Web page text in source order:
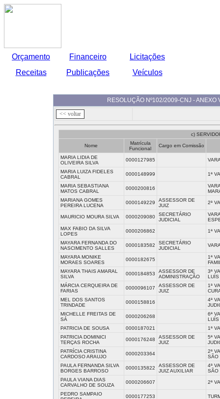
Orçamento Financeiro
Licitações
Receitas
Publicações Veículos
RESOLUÇÃO Nº102/2009-CNJ - ANEXO
c)
Nome
Matrícula
Funcional
Cargo em Comissão
MARIA LIDIA DE
OLIVEIRA SILVA
0000127985
MARIA LUIZA FIDELES
CABRAL
0000148999 1ª
MARIA SEBASTIANA
MATOS CABRAL
0000200816
MARIANA GOMES
PEREIRA LUCENA
0000149229
ASSESSOR DE
JUIZ
2ª
MAURICIO MOURA SILVA 0000209080
SECRETÁRIO
JUDICIAL
MAX FABIO DA SILVA
LOPES
0000206862 1ª
MAYARA FERNANDA DO
NASCIMENTO SALLES
0000183582
SECRETÁRIO
JUDICIAL
MAYARA MONIKE
MORAES SOARES
0000182675
1ª
MAYARA THAIS AMARAL
SILVA
0000184853
ASSESSOR DE
ADMINISTRAÇÃO
3ª
LUÍS
MÁRCIA CERQUEIRA DE
FARIAS
0000096107
ASSESSOR DE
JUIZ
1ª
MEL DOS SANTOS
TRINDADE
0000158816
4ª
MICHELLE FREITAS DE
SÁ
0000206268
6ª
LUÍS
PATRICIA DE SOUSA
0000187021
1ª
PATRICIA DOMINICI
TERÇAS ROCHA
0000176248
ASSESSOR DE
JUIZ
5ª
PATRÍCIA CRISTINA
CARDOSO ARAUJO
0000203364
2ª
SÃO
PAULA FERNANDA SILVA
BORGES BARROSO
0000135822
ASSESSOR DE
JUIZ AUXILIAR
4ª
SÃO
PAULA VIANA DIAS
CARVALHO DE SOUZA
0000206607 2ª
PEDRO SAMPAIO
0000177253